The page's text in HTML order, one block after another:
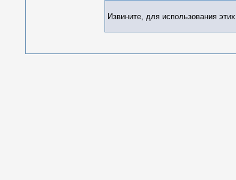
Извините, для использования